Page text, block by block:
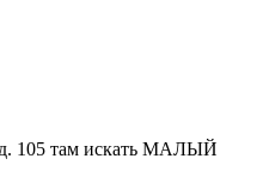
105 там искать МАЛЫЙ